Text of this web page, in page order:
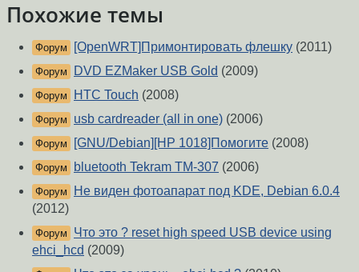
Похожие темы
Форум [OpenWRT]Примонтировать флешку (2011)
Форум DVD EZMaker USB Gold (2009)
Форум HTC Touch (2008)
Форум usb cardreader (all in one) (2006)
Форум [GNU/Debian][HP 1018]Помогите (2008)
Форум bluetooth Tekram TM-307 (2006)
Форум
Не виден фотоапарат под KDE, Debian 6.0.4
(2012)
Форум
Что это ? reset high speed USB device using
ehci_hcd (2009)